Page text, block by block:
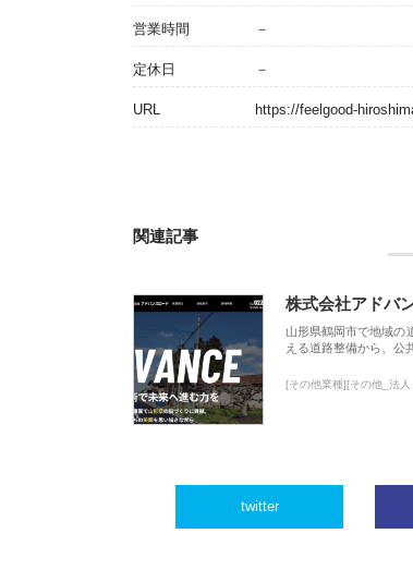
営業時間 －
定休日 －
URL https://feelgood-
関連記事
株式会社アドバ
山形県鶴岡市で地域の
える道路整備から、公
[その他業種][その他_法人
twitter